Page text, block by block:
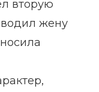
вторую
жену